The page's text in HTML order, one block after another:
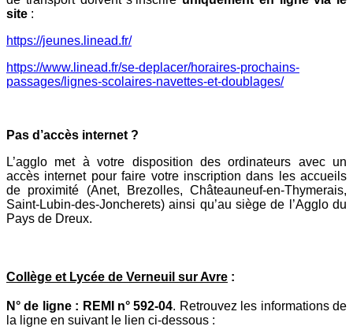
site :
https://jeunes.linead.fr/
https://www.linead.fr/se-deplacer/horaires-prochains-
passages/lignes-scolaires-navettes-et-doublages/
Pas d’accès internet ?
L’agglo met à votre disposition des ordinateurs avec un
accès internet pour faire votre inscription dans les accueils
de proximité (Anet, Brezolles, Châteauneuf-en-Thymerais,
Saint-Lubin-des-Joncherets) ainsi qu’au siège de l’Agglo du
Pays de Dreux.
Collège et Lycée de Verneuil sur Avre :
N° de ligne : REMI n° 592-04. Retrouvez les informations de
la ligne en suivant le lien ci-dessous :